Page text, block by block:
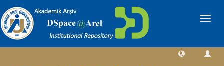
Geçiş